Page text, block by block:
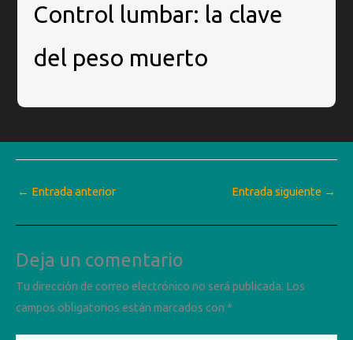
Control lumbar: la clave
del peso muerto
← Entrada anterior Entrada siguiente →
Deja un comentario
Tu dirección de correo electrónico no será publicada. Los
campos obligatorios están marcados con *